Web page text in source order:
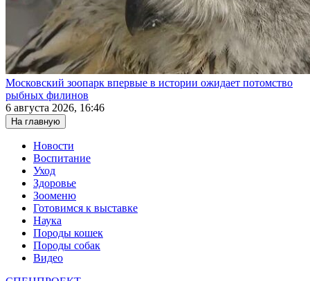
Московский зоопарк впервые в истории ожидает потомство
рыбных филинов
6 августа 2026, 16:46
На главную
Новости
Воспитание
Уход
Здоровье
Зооменю
Готовимся к выставке
Наука
Породы кошек
Породы собак
Видео